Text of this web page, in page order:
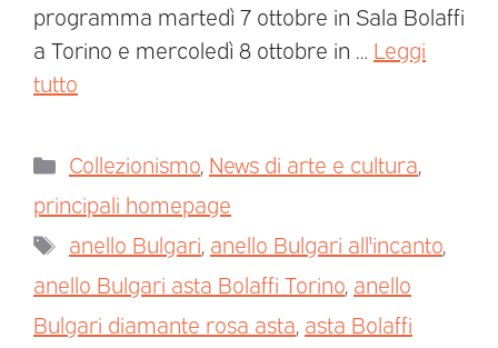
programma martedì 7 ottobre in Sala Bolaffi
a Torino e mercoledì 8 ottobre in … Leggi
tutto
Collezionismo, News di arte e cultura,
principali homepage
anello Bulgari, anello Bulgari all'incanto,
anello Bulgari asta Bolaffi Torino, anello
Bulgari diamante rosa asta, asta Bolaffi